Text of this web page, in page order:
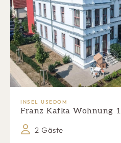
INSEL USEDOM
Franz Kafka Wohnung 1
2 Gäste